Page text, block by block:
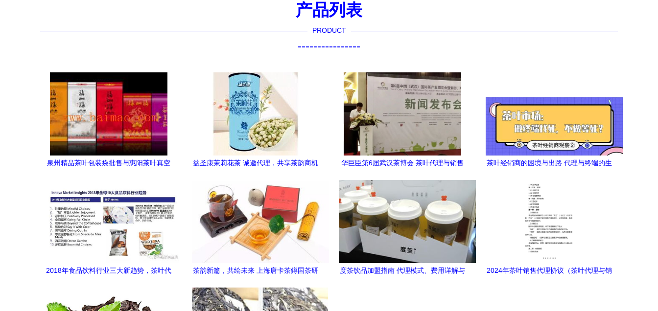
产品列表
PRODUCT
----------------
泉州精品茶叶包装袋批售与惠阳茶叶真空
益圣康茉莉花茶 诚邀代理，共享茶韵商机
华巨臣第6届武汉茶博会 茶叶代理与销售
茶叶经销商的困境与出路 代理与终端的生
2018年食品饮料行业三大新趋势，茶叶代
茶韵新篇，共绘未来 上海唐卡茶鐏国茶研
度茶饮品加盟指南 代理模式、费用详解与
2024年茶叶销售代理协议（茶叶代理与销